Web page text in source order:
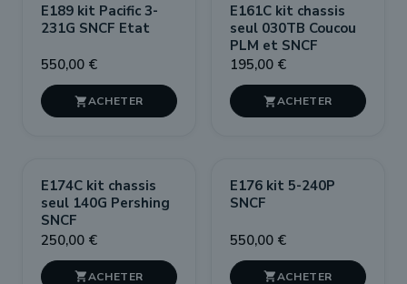
E189 kit Pacific 3-
231G SNCF Etat
550,00 €

E161C kit chassis
seul 030TB Coucou
PLM et SNCF
195,00 €

E174C kit chassis
seul 140G Pershing
SNCF
250,00 €

E176 kit 5-240P
SNCF
550,00 €
